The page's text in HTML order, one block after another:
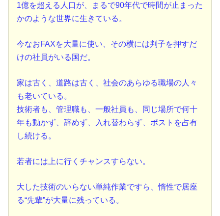
1億を超える人口が、まるで90年代で時間が止まった
かのような世界に生きている。
今なおFAXを大量に使い、その横には判子を押すだ
けの社員がいる国だ。
家は古く、道路は古く、社会のあらゆる職場の人々
も老いている。
技術者も、管理職も、一般社員も、同じ場所で何十
年も動かず、辞めず、入れ替わらず、ポストを占有
し続ける。
若者には上に行くチャンスすらない。
大した技術のいらない単純作業ですら、惰性で居座
る“先輩”が大量に残っている。